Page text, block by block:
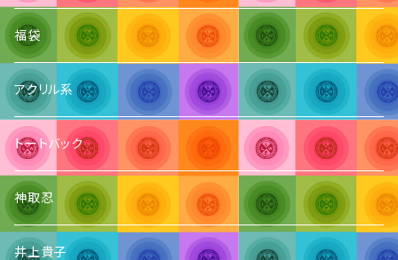
福袋
アクリル系
トートバック
神取忍
井上貴子